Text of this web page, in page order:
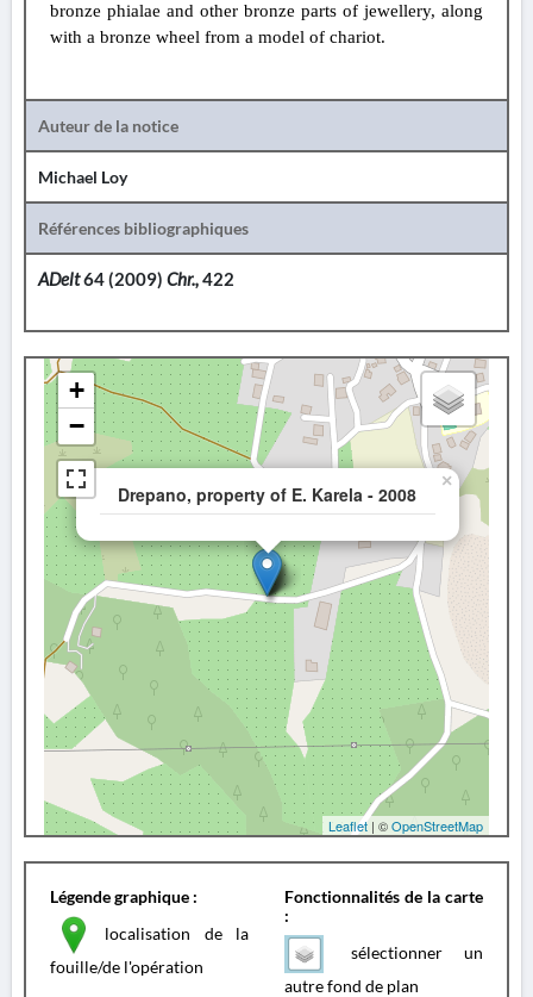
bronze phialae and other bronze parts of jewellery, along
with a bronze wheel from a model of chariot.
Auteur de la notice
Michael Loy
Références bibliographiques
ADelt64 (2009) Chr.,422
Drepano, property of E. Karela - 2008
×
+
−
Leaflet| ©OpenStreetMap
Légende graphique :
localisation de la
fouille/de l'opération
Fonctionnalités de la carte
:
sélectionner un
autre fond de plan